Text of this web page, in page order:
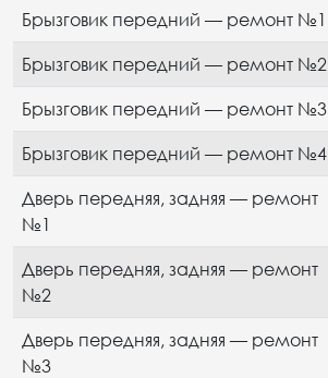
Брызговик передний — ремонт №1
Брызговик передний — ремонт №2
Брызговик передний — ремонт №3
Брызговик передний — ремонт №4
Дверь передняя, задняя — ремонт
№1
Дверь передняя, задняя — ремонт
№2
Дверь передняя, задняя — ремонт
№3